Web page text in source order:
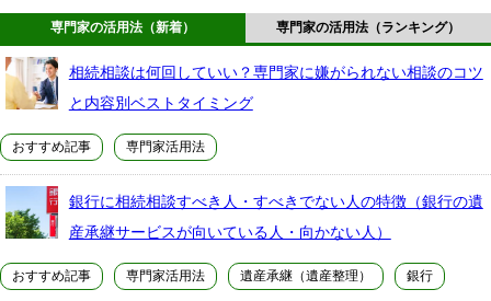
専門家の活用法（新着） 専門家の活用法（ランキング）
相続相談は何回していい？専門家に嫌がられない相談のコツ
と内容別ベストタイミング
おすすめ記事 専門家活用法
銀行に相続相談すべき人・すべきでない人の特徴（銀行の遺
産承継サービスが向いている人・向かない人）
おすすめ記事 専門家活用法 遺産承継（遺産整理） 銀行